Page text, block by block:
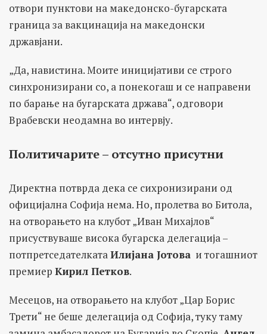
отвори пунктови на македонско-бугарската
граница за вакцинација на македонски
државјани.
„Да, навистина. Моите иницијативи се строго
синхронизирани со, а понекогаш и се направени
по барање на бугарската држава“, одговори
Врабевски неодамна во интервју.
Политичарите – отсутно присутни
Директна потврда дека се сихронизирани од
официјална Софија нема. Но, пролетва во Битола,
на отворањето на клубот „Иван Михајлов“
присуствуваше висока бугарска делегација –
потпретседателкатаИлијана Јотова и тогашниот
премиер Кирил Петков.
Месецов, на отворањето на клубот „Цар Борис
Трети“ не беше делегација од Софија, туку таму